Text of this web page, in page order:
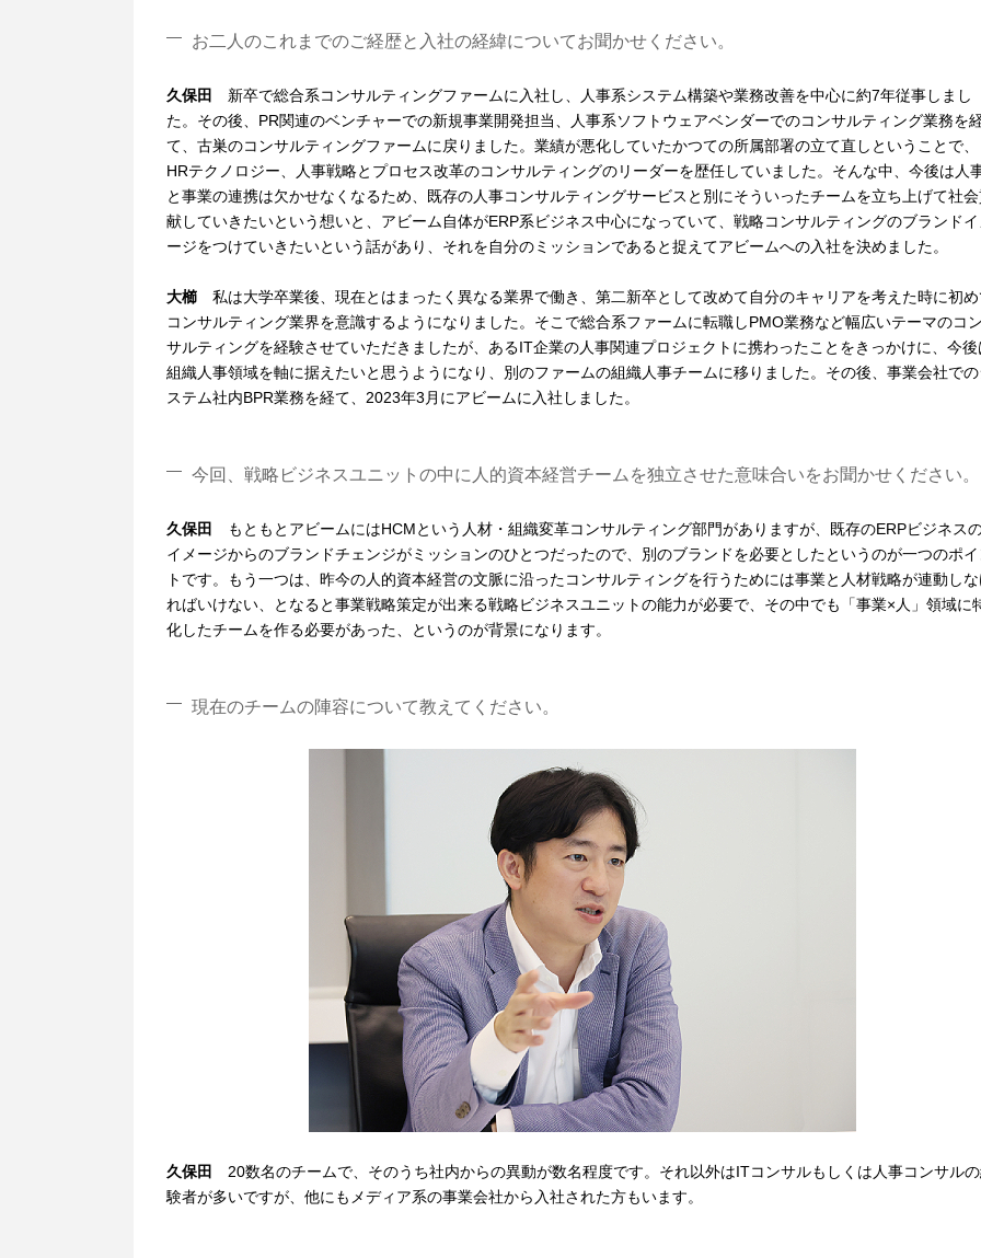
お二人のこれまでのご経歴と入社の経緯についてお聞かせください。
久保田
新卒で総合系コンサルティングファームに入社し、人事系システム構築や業務改善を中心に約7年従事しまし
た。その後、PR関連のベンチャーでの新規事業開発担当、人事系ソフトウェアベンダーでのコンサルティング業務を
て、古巣のコンサルティングファームに戻りました。業績が悪化していたかつての所属部署の立て直しということで、
HRテクノロジー、人事戦略とプロセス改革のコンサルティングのリーダーを歴任していました。そんな中、今後は人
と事業の連携は欠かせなくなるため、既存の人事コンサルティングサービスと別にそういったチームを立ち上げて社
献していきたいという想いと、アビーム自体がERP系ビジネス中心になっていて、戦略コンサルティングのブランドイ
ージをつけていきたいという話があり、それを自分のミッションであると捉えてアビームへの入社を決めました。
大櫛
私は大学卒業後、現在とはまったく異なる業界で働き、第二新卒として改めて自分のキャリアを考えた時に初め
コンサルティング業界を意識するようになりました。そこで総合系ファームに転職しPMO業務など幅広いテーマのコン
サルティングを経験させていただきましたが、あるIT企業の人事関連プロジェクトに携わったことをきっかけに、今後
組織人事領域を軸に据えたいと思うようになり、別のファームの組織人事チームに移りました。その後、事業会社での
ステム社内BPR業務を経て、2023年3月にアビームに入社しました。
今回、戦略ビジネスユニットの中に人的資本経営チームを独立させた意味合いをお聞かせください。
久保田
もともとアビームにはHCMという人材・組織変革コンサルティング部門がありますが、既存のERPビジネス
イメージからのブランドチェンジがミッションのひとつだったので、別のブランドを必要としたというのが一つのポイ
トです。もう一つは、昨今の人的資本経営の文脈に沿ったコンサルティングを行うためには事業と人材戦略が連動しな
ればいけない、となると事業戦略策定が出来る戦略ビジネスユニットの能力が必要で、その中でも「事業×人」領域に
化したチームを作る必要があった、というのが背景になります。
現在のチームの陣容について教えてください。
久保田
20数名のチームで、そのうち社内からの異動が数名程度です。それ以外はITコンサルもしくは人事コンサル
験者が多いですが、他にもメディア系の事業会社から入社された方もいます。